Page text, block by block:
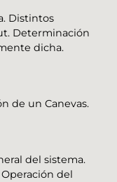
Distintos
Determinación
dicha.
de un Canevas.
del sistema.
del